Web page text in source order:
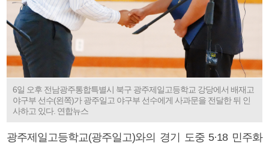
6일 오후 전남광주통합특별시 북구 광주제일고등학교 강당에서 배재고
야구부 선수(왼쪽)가 광주일고 야구부 선수에게 사과문을 전달한 뒤 인
사하고 있다. 연합뉴스
광주제일고등학교(광주일고)와의 경기 도중 5·18 민주화